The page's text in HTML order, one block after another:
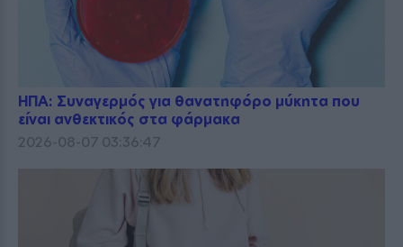
ΗΠΑ: Συναγερμός για θανατηφόρο μύκητα που
είναι ανθεκτικός στα φάρμακα
2026-08-07 03:36:47